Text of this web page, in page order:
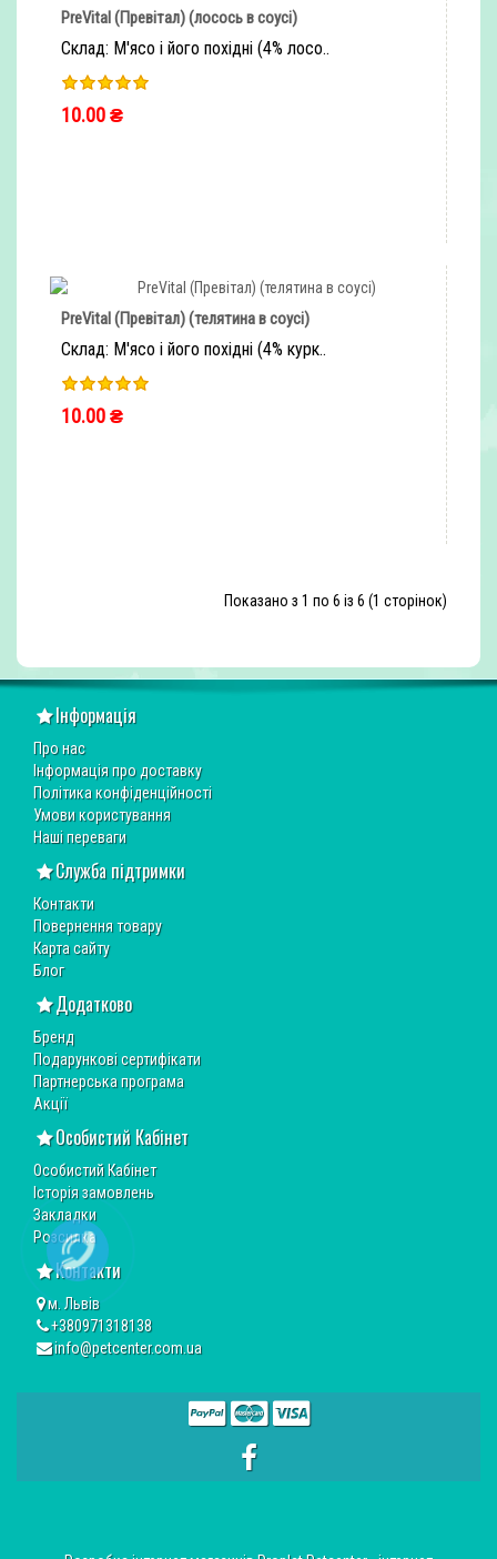
PreVital (Превітал) (лосось в соусі)
Склад: М'ясо і його похідні (4% лосо..
10.00 ₴
PreVital (Превітал) (телятина в соусі)
Склад: М'ясо і його похідні (4% курк..
10.00 ₴
Показано з 1 по 6 із 6 (1 сторінок)
Інформація
Про нас
Інформація про доставку
Політика конфіденційності
Умови користування
Наші переваги
Служба підтримки
Контакти
Повернення товару
Карта сайту
Блог
Додатково
Бренд
Подарункові сертифікати
Партнерська програма
Акції
Особистий Кабінет
Особистий Кабінет
Історія замовлень
Закладки
Розсилка
Контакти
м. Львів
+380971318138
info@petcenter.com.ua